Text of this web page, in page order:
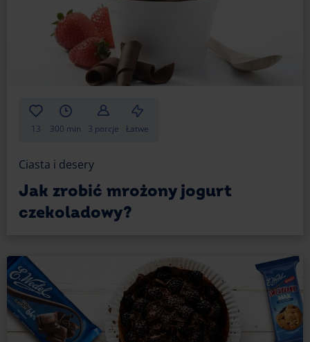
13 300 min 3 porcje Łatwe
Ciasta i desery
Jak zrobić mrożony jogurt
czekoladowy?